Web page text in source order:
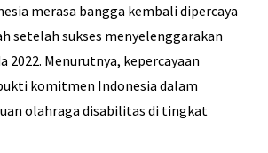
merasa bangga kembali dipercaya
setelah sukses menyelenggarakan
2022. Menurutnya, kepercayaan
komitmen Indonesia dalam
olahraga disabilitas di tingkat